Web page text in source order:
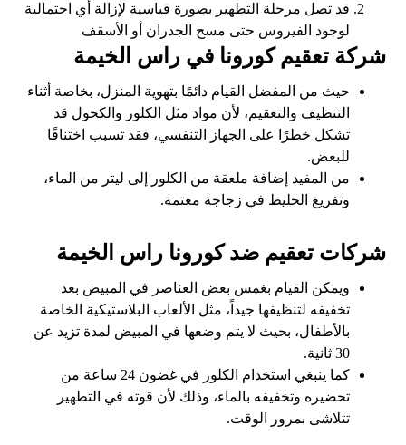
قد تصل مرحلة التطهير بصورة قياسية لإزالة أي احتمالية
لوجود الفيروس حتى مسح الجدران أو الأسقف
شركة تعقيم كورونا في راس الخيمة
حيث من المفضل القيام دائمًا بتهوية المنزل، بخاصة أثناء
التنظيف والتعقيم، لأن مواد مثل الكلور والكحول قد
تشكل خطرًا على الجهاز التنفسي، فقد تسبب اختناقًا
للبعض.
من المفيد إضافة ملعقة من الكلور إلى ليتر من الماء،
وتفريغ الخليط في زجاجة معتمة.
شركات تعقيم ضد كورونا راس الخيمة
ويمكن القيام بغمس بعض العناصر في المبيض بعد
تخفيفه لتنظيفها جيداً، مثل الألعاب البلاستيكية الخاصة
بالأطفال، بحيث لا يتم وضعها في المبيض لمدة تزيد عن
30 ثانية.
كما ينبغي استخدام الكلور في غضون 24 ساعة من
تحضيره وتخفيفه بالماء، وذلك لأن قوته في التطهير
تتلاشى بمرور الوقت.